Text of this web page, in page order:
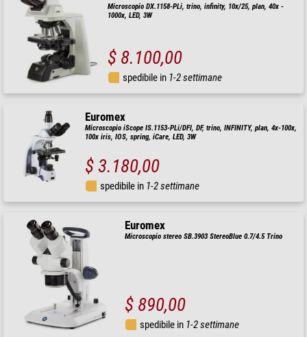
Microscopio DX.1158-PLi, trino, infinity, 10x/25, plan, 40x -
1000x, LED, 3W
$ 8.100,00
spedibile in 1-2 settimane
Euromex
Microscopio iScope IS.1153-PLi/DFI, DF, trino, INFINITY, plan, 4x-100x,
100x iris, IOS, spring, iCare, LED, 3W
$ 3.180,00
spedibile in 1-2 settimane
Euromex
Microscopio stereo SB.3903 StereoBlue 0.7/4.5 Trino
$ 890,00
spedibile in 1-2 settimane